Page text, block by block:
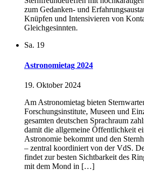
zum Gedanken- und
Knüpfen und Intensivieren von
Gleichgesinnten.
Sa. 19
Astronomietag 2024
19. Oktober 2024
Am Astronomietag bieten
Forschungsinstitute, Museen und
gesamten deutschen Sprachraum
damit die allgemeine Öffentlichkeit
Astronomie bekommt und den
– zentral koordiniert von der VdS.
findet zur besten Sichtbarkeit des
mit dem Mond in […]